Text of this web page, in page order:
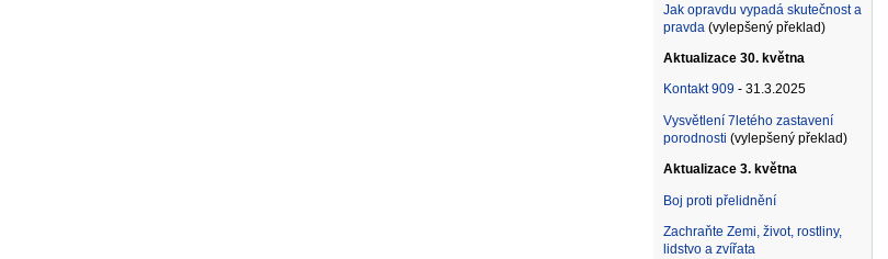
Jak opravdu vypadá skutečnost a
pravda (vylepšený překlad)
Aktualizace 30. května
Kontakt 909- 31.3.2025
Vysvětlení 7letého zastavení
porodnosti (vylepšený překlad)
Aktualizace 3. května
Boj proti přelidnění
Zachraňte Zemi, život, rostliny,
lidstvo a zvířata